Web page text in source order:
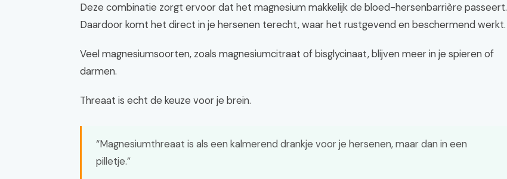
Deze combinatie zorgt ervoor dat het magnesium makkelijk de bloed-hersenbarrière passeert.
Daardoor komt het direct in je hersenen terecht, waar het rustgevend en beschermend werkt.
Veel magnesiumsoorten, zoals magnesiumcitraat of bisglycinaat, blijven meer in je spieren of
darmen.
Threaat is echt de keuze voor je brein.
“Magnesiumthreaat is als een kalmerend drankje voor je hersenen, maar dan in een
pilletje.”